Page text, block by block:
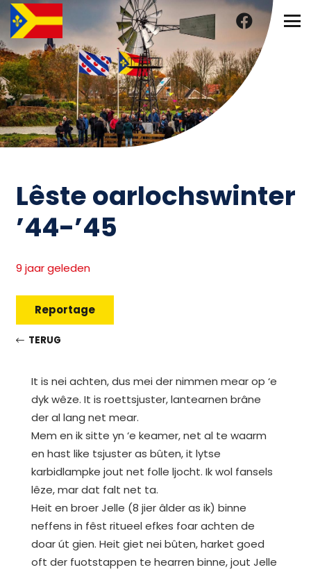
Lêste oarlochswinter
’44-’45
9 jaar geleden
Reportage
TERUG
It is nei achten, dus mei der nimmen mear op ‘e
dyk wêze. It is roettsjuster, lantearnen brâne
der al lang net mear.
Mem en ik sitte yn ‘e keamer, net al te waarm
en hast like tsjuster as bûten, it lytse
karbidlampke jout net folle ljocht. Ik wol fansels
lêze, mar dat falt net ta.
Heit en broer Jelle (8 jier âlder as ik) binne
neffens in fêst ritueel efkes foar achten de
doar út gien. Heit giet nei bûten, harket goed
oft der fuotstappen te hearren binne, jout Jelle